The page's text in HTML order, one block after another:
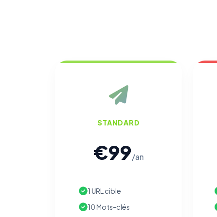
STANDARD
€99/an
1 URL cible
10 Mots-clés